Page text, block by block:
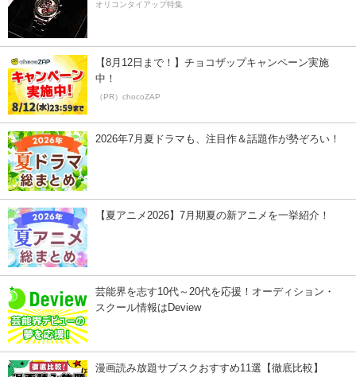
オリコンタイアップ特集
【8月12日まで！】チョコザップキャンペーン実施
中！
（PR）chocoZAP
2026年7月夏ドラマも、注目作＆話題作が勢ぞろい！
【夏アニメ2026】7月期夏の新アニメを一挙紹介！
芸能界を志す10代～20代を応援！オーディション・
スクール情報はDeview
漫画読み放題サブスクおすすめ11選【徹底比較】